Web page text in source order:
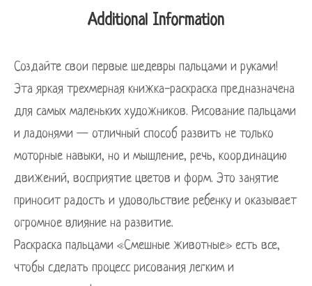
Additional Information
Создайте свои первые шедевры пальцами и руками!
Эта яркая трехмерная книжка-раскраска предназначена
для самых маленьких художников. Рисование пальцами
и ладонями — отличный способ развить не только
моторные навыки, но и мышление, речь, координацию
движений, восприятие цветов и форм. Это занятие
приносит радость и удовольствие ребенку и оказывает
огромное влияние на развитие.
Раскраска пальцами «Смешные животные» есть все,
чтобы сделать процесс рисования легким и